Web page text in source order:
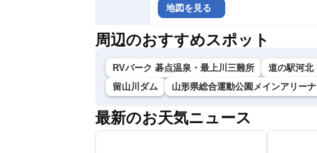
地図を見る
周辺のおすすめスポット
RVパーク 碁点温泉・最上川三難所 道の駅河北
留山川ダム
山形県総合運動公園メインアリーナ
最新のお天気ニュース